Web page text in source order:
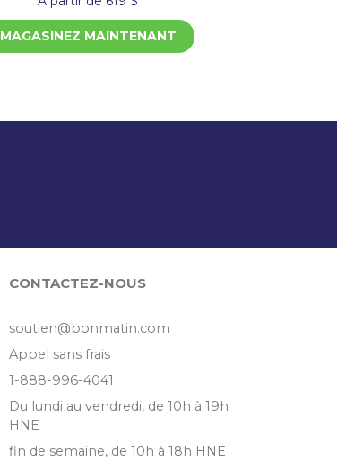
MAGASINEZ MAINTENANT
CONTACTEZ-NOUS
soutien@bonmatin.com
Appel sans frais
1-888-996-4041
Du lundi au vendredi, de 10h à 19h
HNE
fin de semaine, de 10h à 18h HNE